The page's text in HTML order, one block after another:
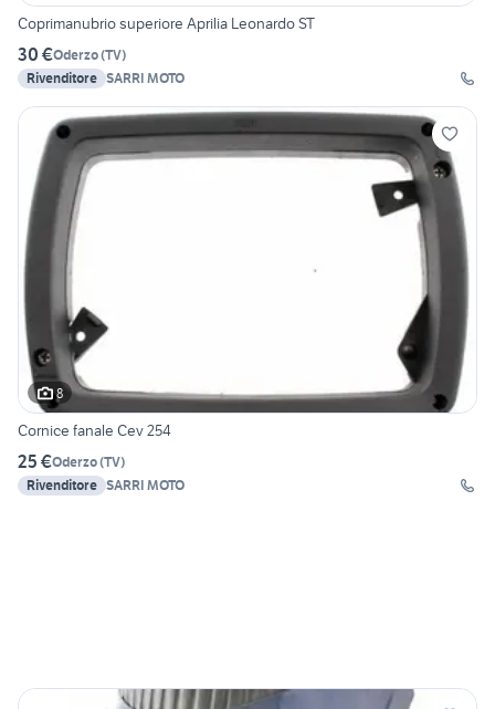
Coprimanubrio superiore Aprilia Leonardo ST
30 €Oderzo(TV)
Rivenditore SARRI MOTO
8
Cornice fanale Cev 254
25 €Oderzo(TV)
Rivenditore SARRI MOTO